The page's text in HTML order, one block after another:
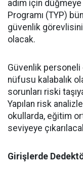
adım için düğmeye
Programı (TYP)
güvenlik
olacak.
​Güvenlik
nüfusu kalabalık
sorunları riski
Yapılan risk
okullarda, eğitim
seviyeye
Girişlerde